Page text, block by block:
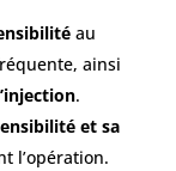
au
ainsi
.
et sa
l’opération.